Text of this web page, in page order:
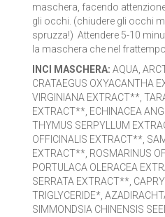
maschera, facendo
gli occhi. (chiudere gli occhi
spruzza!) Attendere 5-10
la maschera che nel
INCI MASCHERA: AQUA,
CRATAEGUS OXYACANTHA
VIRGINIANA EXTRACT**,
EXTRACT**, ECHINACEA
THYMUS SERPYLLUM
OFFICINALIS EXTRACT**,
EXTRACT**, ROSMARINUS
PORTULACA OLERACEA
SERRATA EXTRACT**,
TRIGLYCERIDE*,
SIMMONDSIA CHINENSIS